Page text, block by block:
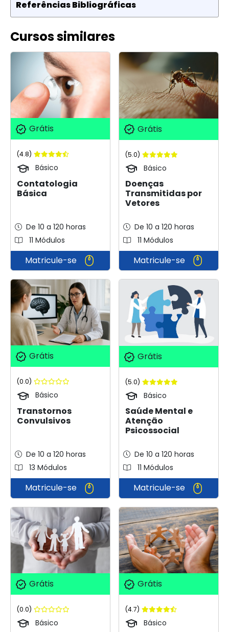
Referências Bibliográficas
Cursos similares
Grátis
(4.8)
Básico
Contatologia
Básica
De 10 a 120 horas
11 Módulos
Matricule-se
Grátis
(5.0)
Básico
Doenças
Transmitidas por
Vetores
De 10 a 120 horas
11 Módulos
Matricule-se
Grátis
(0.0)
Básico
Transtornos
Convulsivos
De 10 a 120 horas
13 Módulos
Matricule-se
Grátis
(5.0)
Básico
Saúde Mental e
Atenção
Psicossocial
De 10 a 120 horas
11 Módulos
Matricule-se
Grátis
(0.0)
Básico
Grátis
(4.7)
Básico